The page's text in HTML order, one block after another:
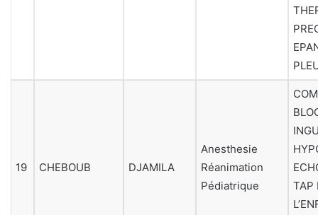
19 CHEBOUB DJAMILA
Anesthesie
Réanimation
Pédiatrique
TAP